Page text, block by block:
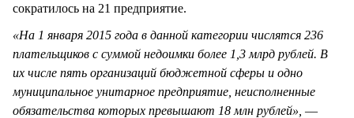
сократилось на 21 предприятие.
«На 1 января 2015 года в данной категории числятся 236
плательщиков с суммой недоимки более 1,3 млрд рублей. В
их числе пять организаций бюджетной сферы и одно
муниципальное унитарное предприятие, неисполненные
обязательства которых превышают 18 млн рублей», —